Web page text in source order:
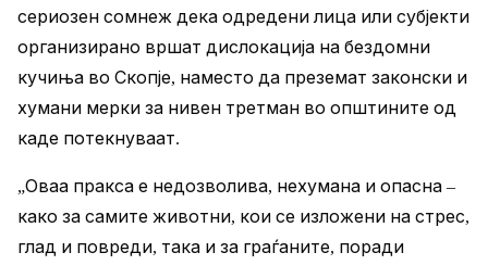
сериозен сомнеж дека одредени лица или субјекти
организирано вршат дислокација на бездомни
кучиња во Скопје, наместо да преземат законски и
хумани мерки за нивен третман во општините од
каде потекнуваат.
„Оваа пракса е недозволива, нехумана и опасна –
како за самите животни, кои се изложени на стрес,
глад и повреди, така и за граѓаните, поради